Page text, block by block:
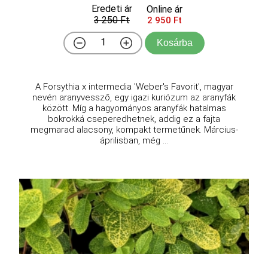
Eredeti ár
3 250 Ft
Online ár
2 950 Ft
Kosárba
A Forsythia x intermedia 'Weber's Favorit', magyar
nevén aranyvessző, egy igazi kuriózum az aranyfák
között. Míg a hagyományos aranyfák hatalmas
bokrokká cseperedhetnek, addig ez a fajta
megmarad alacsony, kompakt termetűnek. Március-
áprilisban, még ...